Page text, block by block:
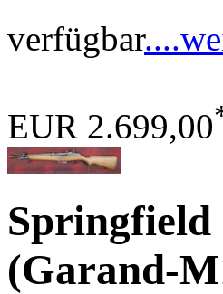
verfügbar
EUR 2.699,00
(Garand-